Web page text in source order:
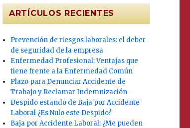
ARTÍCULOS RECIENTES
Prevención de riesgos laborales: el deber
de seguridad de la empresa
Enfermedad Profesional: Ventajas que
tiene frente a la Enfermedad Común
Plazo para Denunciar Accidente de
Trabajo y Reclamar Indemnización
Despido estando de Baja por Accidente
Laboral ¿Es Nulo este Despido?
Baja por Accidente Laboral: ¿Me pueden